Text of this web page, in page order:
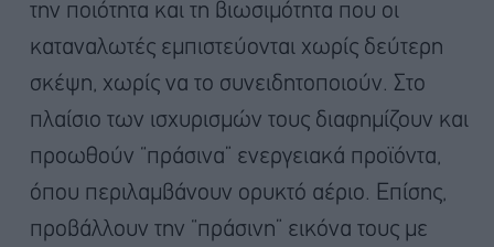
την ποιότητα και τη βιωσιμότητα που οι
καταναλωτές εμπιστεύονται χωρίς δεύτερη
σκέψη, χωρίς να το συνειδητοποιούν. Στο
πλαίσιο των ισχυρισμών τους διαφημίζουν και
προωθούν “πράσινα” ενεργειακά προϊόντα,
όπου περιλαμβάνουν ορυκτό αέριο. Επίσης,
προβάλλουν την “πράσινη” εικόνα τους με